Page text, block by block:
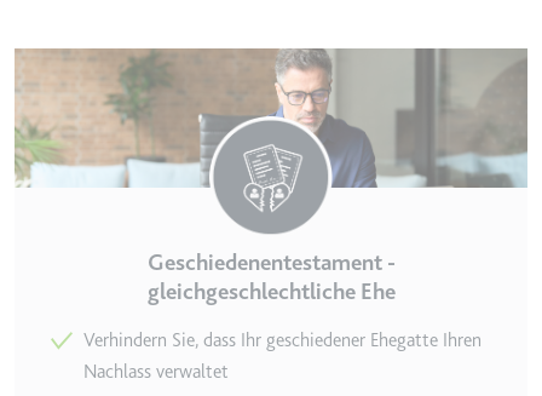
Geschiedenentestament -
gleichgeschlechtliche Ehe
Verhindern Sie, dass Ihr geschiedener Ehegatte Ihren
Nachlass verwaltet